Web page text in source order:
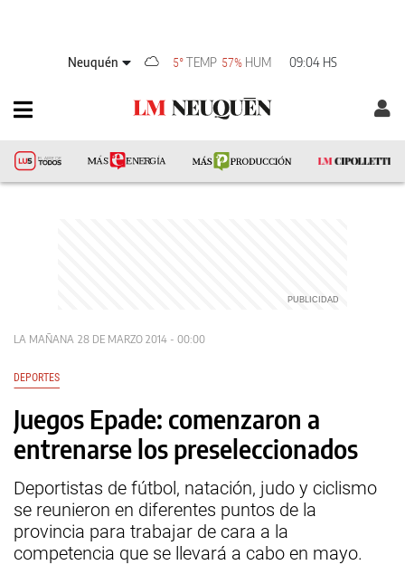
Neuquén 5°TEMP 57% HUM 09:04 HS
LA MAÑANA 28 DE MARZO 2014 - 00:00
DEPORTES
Juegos Epade: comenzaron a
entrenarse los preseleccionados
Deportistas de fútbol, natación, judo y ciclismo
se reunieron en diferentes puntos de la
provincia para trabajar de cara a la
competencia que se llevará a cabo en mayo.